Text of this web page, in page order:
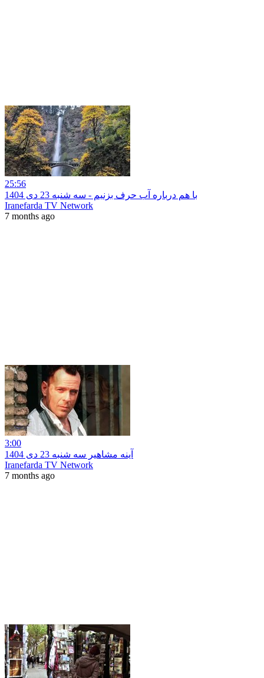
25:56
با هم درباره آب حرف بزنیم - سه شنبه 23 دی 1404
Iranefarda TV Network
7 months ago
3:00
آینه مشاهیر سه شنبه 23 دی 1404
Iranefarda TV Network
7 months ago